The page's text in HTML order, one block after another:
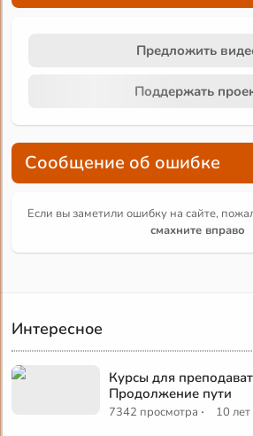
Предложить
Поддержать
Сообщение об ошибке
Если вы заметили ошибку на сайте,
смахните вправо
Интересное
Курсы для
Продолжение пути
7342 просмотра · 10